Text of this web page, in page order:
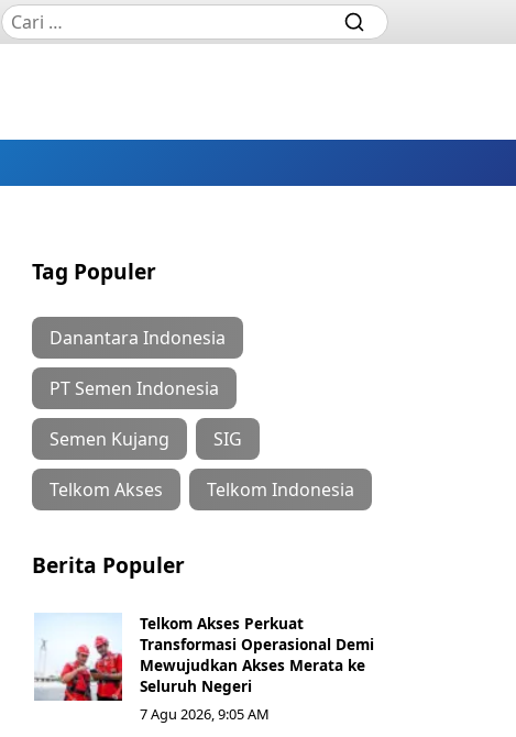
Tag Populer
Danantara Indonesia
PT Semen Indonesia
Semen Kujang SIG
Telkom Akses Telkom Indonesia
Berita Populer
Telkom Akses Perkuat
Transformasi Operasional Demi
Mewujudkan Akses Merata ke
Seluruh Negeri
7 Agu 2026, 9:05 AM